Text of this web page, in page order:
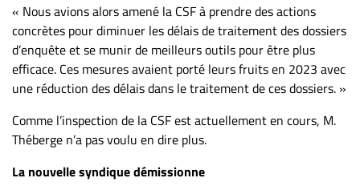
« Nous avions alors amené la CSF à prendre des actions
concrètes pour diminuer les délais de traitement des dossiers
d’enquête et se munir de meilleurs outils pour être plus
efficace. Ces mesures avaient porté leurs fruits en 2023 avec
une réduction des délais dans le traitement de ces dossiers. »
Comme l’inspection de la CSF est actuellement en cours, M.
Théberge n’a pas voulu en dire plus.
La nouvelle syndique démissionne